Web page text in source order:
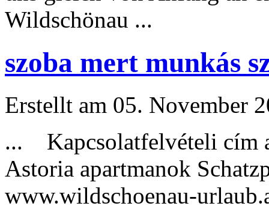
Wildschönau ...
szoba mert munkás
Erstellt am 05. November
... Kapcsolatfelvételi cím
Astoria apartmanok
www.wildschoenau-urlaub